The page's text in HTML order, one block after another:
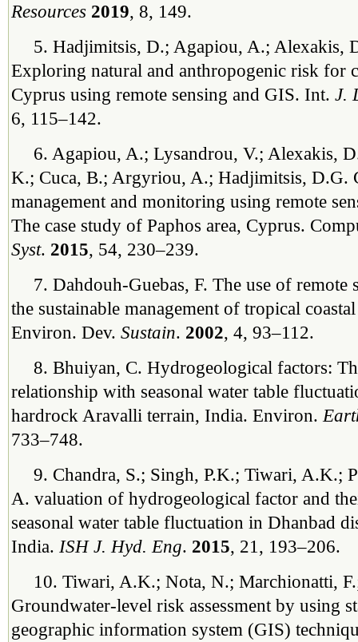
Resources 2019, 8, 149.
5. Hadjimitsis, D.; Agapiou, A.; Alexakis,
Exploring natural and anthropogenic risk for
Cyprus using remote sensing and GIS. Int. J.
6, 115–142.
6. Agapiou, A.; Lysandrou, V.; Alexakis,
K.; Cuca, B.; Argyriou, A.; Hadjimitsis, D.G.
management and monitoring using remote
The case study of Paphos area, Cyprus.
Syst. 2015, 54, 230–239.
7. Dahdouh-Guebas, F. The use of remote
the sustainable management of tropical
Environ. Dev. Sustain. 2002, 4, 93–112.
8. Bhuiyan, C. Hydrogeological factors:
relationship with seasonal water table
hardrock Aravalli terrain, India. Environ.
733–748.
9. Chandra, S.; Singh, P.K.; Tiwari, A.K.;
A. valuation of hydrogeological factor and
seasonal water table fluctuation in Dhanbad
India. ISH J. Hyd. Eng. 2015, 21, 193–206.
10. Tiwari, A.K.; Nota, N.; Marchionatti,
Groundwater-level risk assessment by using
geographic information system (GIS)